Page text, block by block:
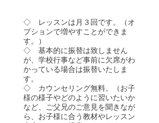
◇ レッスンは月３回です。（オ
プションで増やすことができま
す。）
◇ 基本的に振替は致しません
が、学校行事など事前に欠席がわ
かっている場合は振替いたしま
す。
◇ カウンセリング無料。（お子
様の様子やどのように習いたいか
など、ご父兄のご意見を聞きなが
ら、お子様に合う教材やレッスン